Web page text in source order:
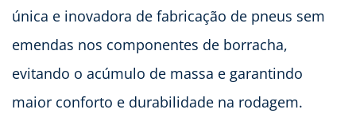
única e inovadora de fabricação de pneus sem
emendas nos componentes de borracha,
evitando o acúmulo de massa e garantindo
maior conforto e durabilidade na rodagem.